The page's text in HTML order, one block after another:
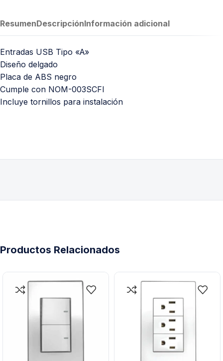
ResumenDescripciónInformación adicional
Entradas USB Tipo «A»
Diseño delgado
Placa de ABS negro
Cumple con NOM-003SCFI
Incluye tornillos para instalación
Productos Relacionados